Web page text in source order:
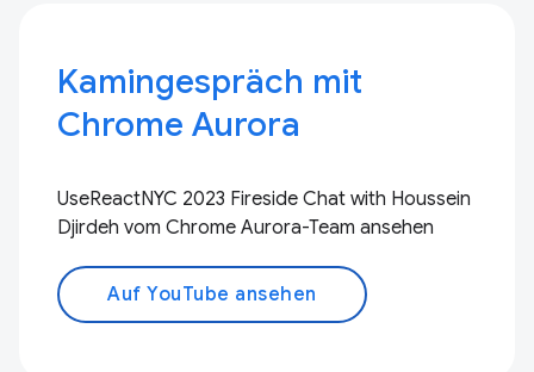
Kamingespräch mit
Chrome Aurora
UseReactNYC 2023 Fireside Chat with Houssein
Djirdeh vom Chrome Aurora-Team ansehen
Auf YouTube ansehen